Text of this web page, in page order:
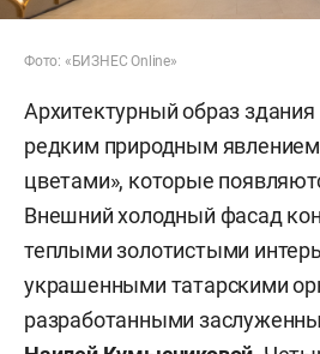
Фото: «БИЗНЕС Online»
Архитектурный образ
редким природным
цветами», которые
Внешний холодный фасад
теплыми золотистыми
украшенными татарскими
разработанными